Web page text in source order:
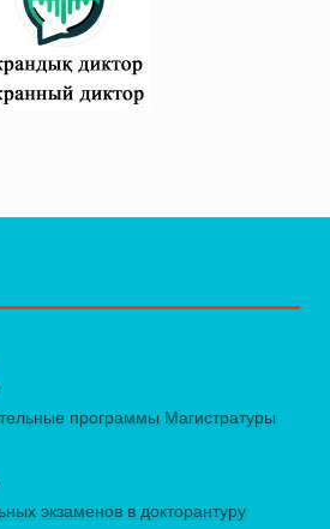
программы Магистратуры
экзаменов в докторантуру